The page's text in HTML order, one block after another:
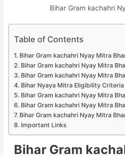
Bihar Gram kachahri
Table of Contents
Bihar Gram kachahri Nyay Mitra
Bihar Gram kachahri Nyay Mitra
Bihar Gram kachahri Nyay Mitra
Bihar Nyaya Mitra Eligibility
Bihar Gram kachahri Nyay Mitra
Bihar Gram kachahri Nyay Mitra
Bihar Gram kachahri Nyay Mitra
Important Links
Bihar Gram